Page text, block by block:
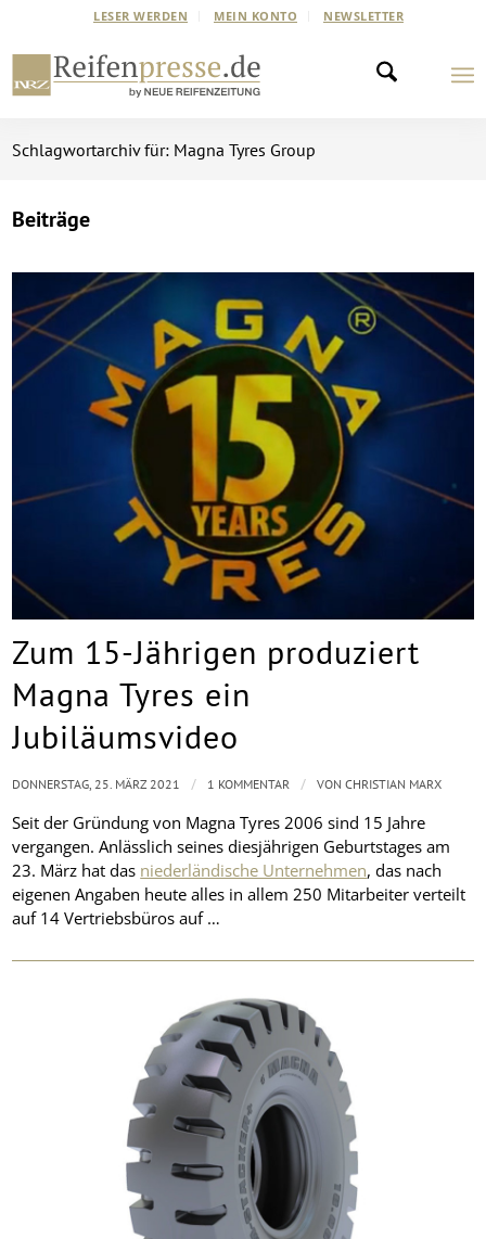
LESER WERDEN MEIN KONTO NEWSLETTER
Schlagwortarchiv für: Magna Tyres Group
Beiträge
Zum 15-Jährigen produziert
Magna Tyres ein
Jubiläumsvideo
Seit der Gründung von Magna Tyres 2006 sind 15 Jahre
vergangen. Anlässlich seines diesjährigen Geburtstages am
23. März hat das niederländische Unternehmen, das nach
eigenen Angaben heute alles in allem 250 Mitarbeiter verteilt
auf 14 Vertriebsbüros auf …
DONNERSTAG, 25. MÄRZ 2021 / 1 KOMMENTAR / VONCHRISTIAN MARX